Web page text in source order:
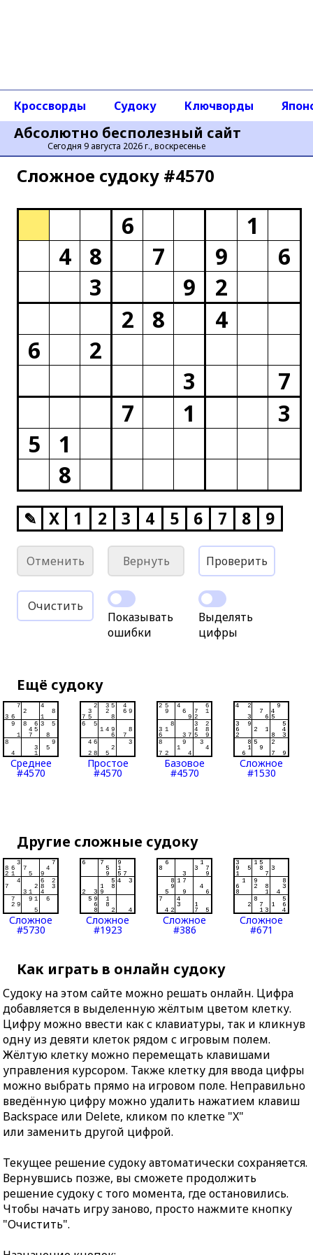
Абсолютно бесполезный сайт
Сегодня 9 августа 2026 г., воскресенье
Кроссворды Судоку Ключворды
Сложное cудоку #4570
6
1
4
8 7 9
6
3
9
2
2
8
4
6
2
3
7
7
1
3
5
1
8
✎ X 1 2 3 4 5 6 7 8 9
Отменить Вернуть Проверить
Очистить
Показывать
ошибки
Выделять
цифры
Ещё судоку
Среднее
#4570
Простое
#4570
Базовое
#4570
Сложное
#1530
Другие сложные судоку
Сложное
#5730
Сложное
#1923
Сложное
#386
Сложное
#671
Как играть в онлайн судоку
Судоку на этом сайте можно решать онлайн. Цифра
добавляется в выделенную жёлтым цветом клетку.
Цифру можно ввести как с клавиатуры, так и кликнув
одну из девяти клеток рядом с игровым полем.
Жёлтую клетку можно перемещать клавишами
управления курсором. Также клетку для ввода цифры
можно выбрать прямо на игровом поле. Неправильно
введённую цифру можно удалить нажатием клавиш
Backspace или Delete, кликом по клетке "X"
или заменить другой цифрой.
Текущее решение судоку автоматически сохраняется.
Вернувшись позже, вы сможете продолжить
решение судоку с того момента, где остановились.
Чтобы начать игру заново, просто нажмите кнопку
"Очистить".